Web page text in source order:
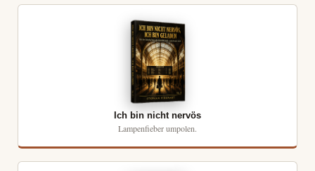
Ich bin nicht nervös
Lampenfieber umpolen.